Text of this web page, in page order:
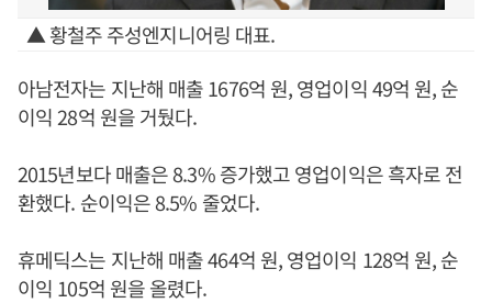
▲ 황철주 주성엔지니어링 대표.
아남전자는 지난해 매출 1676억 원, 영업이익 49억 원, 순
이익 28억 원을 거뒀다.
2015년보다 매출은 8.3% 증가했고 영업이익은 흑자로 전
환했다. 순이익은 8.5% 줄었다.
휴메딕스는 지난해 매출 464억 원, 영업이익 128억 원, 순
이익 105억 원을 올렸다.